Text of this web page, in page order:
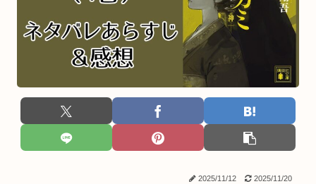
2025/11/12 2025/11/20